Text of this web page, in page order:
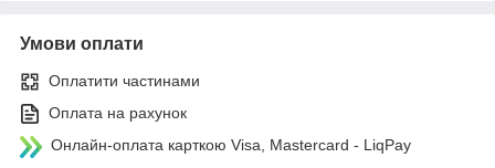
Умови оплати
Оплатити частинами
Оплата на рахунок
Онлайн-оплата карткою Visa, Mastercard - LiqPay